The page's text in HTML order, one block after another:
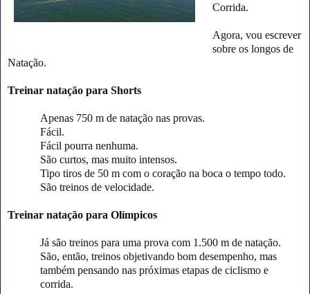
Corrida.
Agora, vou escrever
sobre os longos de
Natação.
Treinar natação para Shorts
Apenas 750 m de natação nas provas.
Fácil.
Fácil pourra nenhuma.
São curtos, mas muito intensos.
Tipo tiros de 50 m com o coração na boca o tempo todo.
São treinos de velocidade.
Treinar natação para Olímpicos
Já são treinos para uma prova com 1.500 m de natação.
São, então, treinos objetivando bom desempenho, mas
também pensando nas próximas etapas de ciclismo e
corrida.